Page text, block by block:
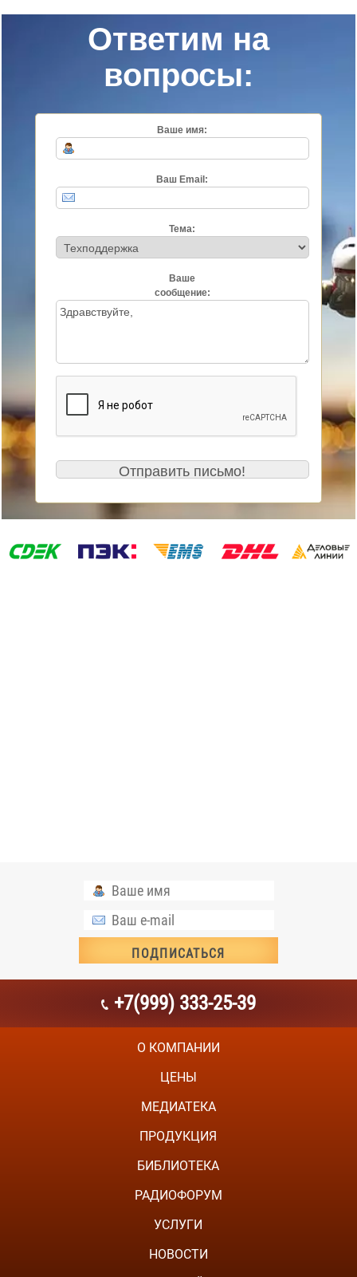
Ответим на
вопросы:
Ваше имя:
Ваш Email:
Тема:
Ваше
сообщение:
+7(999) 333-25-39
О КОМПАНИИ
ЦЕНЫ
МЕДИАТЕКА
ПРОДУКЦИЯ
БИБЛИОТЕКА
РАДИОФОРУМ
УСЛУГИ
НОВОСТИ